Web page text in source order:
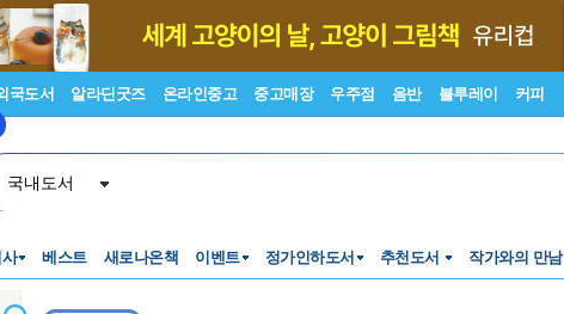
국도서 알라딘굿즈 온라인중고 중고매장 우주점 음반 블루레이 커피
국내도서
베스트 새로나온책 이벤트 정가인하도서 추천도서 작가와의 만남